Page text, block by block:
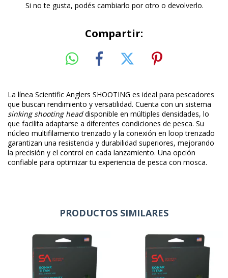
Si no te gusta, podés cambiarlo por otro o devolverlo.
Compartir:
La línea Scientific Anglers SHOOTING es ideal para pescadores
que buscan rendimiento y versatilidad. Cuenta con un sistema
sinking shooting headdisponible en múltiples densidades, lo
que facilita adaptarse a diferentes condiciones de pesca. Su
núcleo multifilamento trenzado y la conexión en loop trenzado
garantizan una resistencia y durabilidad superiores, mejorando
la precisión y el control en cada lanzamiento. Una opción
confiable para optimizar tu experiencia de pesca con mosca.
PRODUCTOS SIMILARES